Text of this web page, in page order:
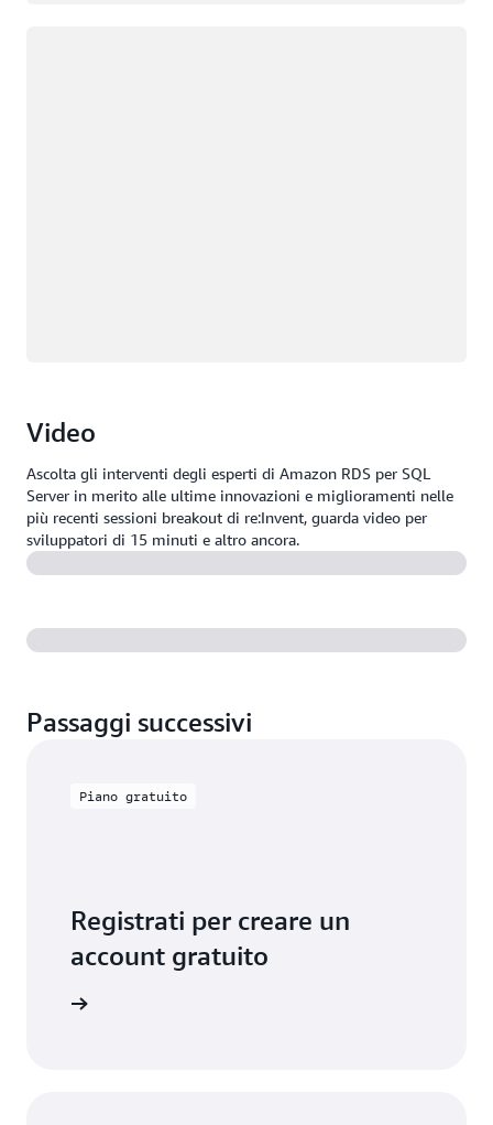
Video
Ascolta gli interventi degli esperti di Amazon RDS per SQL
Server in merito alle ultime innovazioni e miglioramenti nelle
più recenti sessioni breakout di re:Invent, guarda video per
sviluppatori di 15 minuti e altro ancora.
Passaggi successivi
Piano gratuito
Registrati per creare un
account gratuito